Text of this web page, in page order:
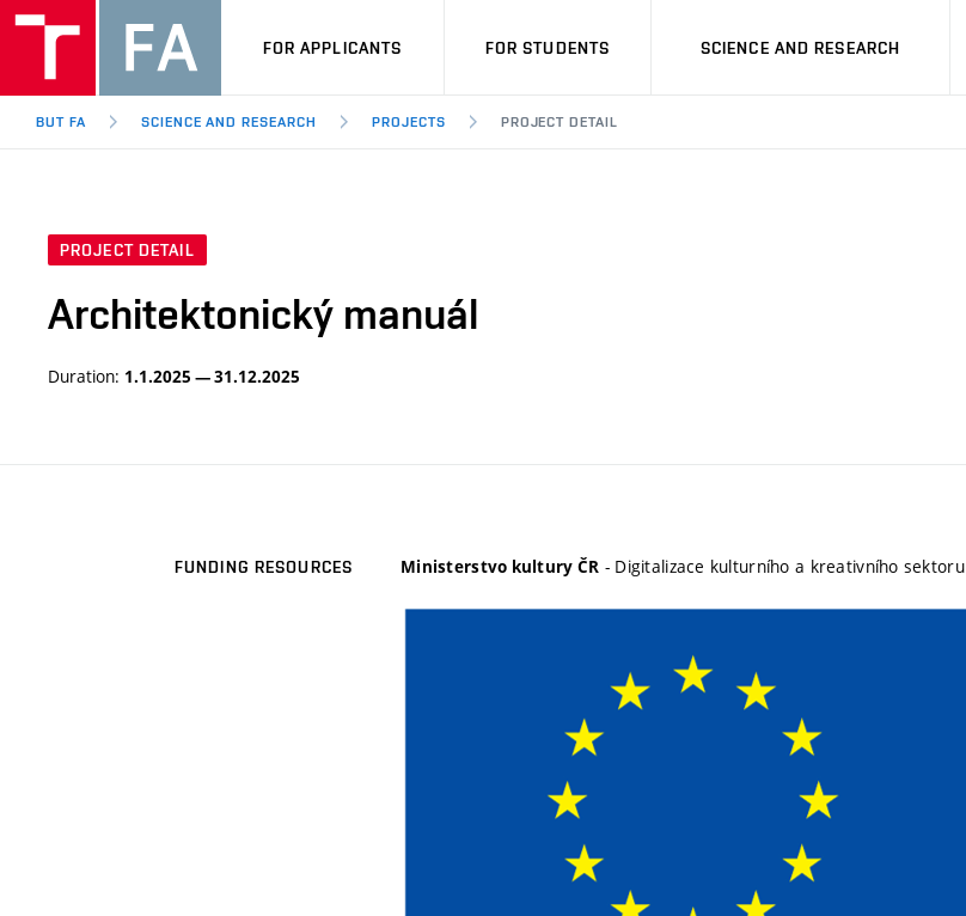
FOR APPLICANTS FOR STUDENTS SCIENCE AND RESEARCH
BUT FA SCIENCE AND RESEARCH PROJECTS PROJECT DETAIL
PROJECT DETAIL
Architektonický manuál
Duration: 1.1.2025 — 31.12.2025
FUNDING RESOURCES Ministerstvo kultury ČR - Digitalizace kulturního a kreativního sektoru